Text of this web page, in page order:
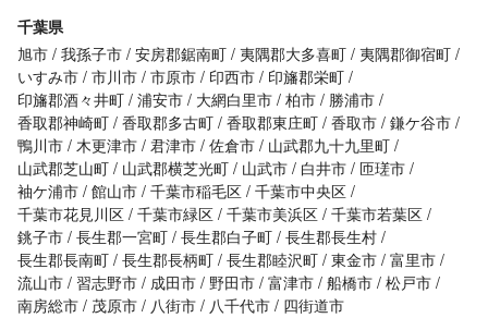
千葉県
旭市 我孫子市 安房郡鋸南町 夷隅郡大多喜町 夷隅郡御宿町
いすみ市 市川市 市原市 印西市
印旛郡栄町
印旛郡酒々井町 浦安市 大網白里市 柏市
勝浦市
香取郡神崎町 香取郡多古町 香取郡東庄町 香取市 鎌ケ谷市
鴨川市 木更津市 君津市 佐倉市
山武郡九十九里町
山武郡芝山町
山武郡横芝光町 山武市 白井市 匝瑳市
袖ケ浦市 館山市 千葉市稲毛区 千葉市中央区
千葉市花見川区 千葉市緑区 千葉市美浜区 千葉市若葉区
銚子市 長生郡一宮町 長生郡白子町 長生郡長生村
長生郡長南町 長生郡長柄町 長生郡睦沢町 東金市 富里市
流山市
習志野市 成田市 野田市 富津市 船橋市 松戸市
南房総市
茂原市 八街市 八千代市
四街道市